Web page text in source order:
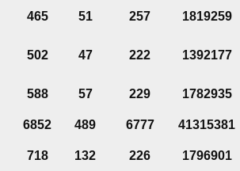
465 51 257 1819259
502 47 222 1392177
588 57 229 1782935
6852 489 6777
41315381
718 132 226 1796901